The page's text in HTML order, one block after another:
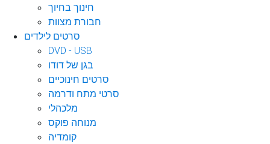
חינוך בחיוך
חבורת מצוות
סרטים לילדים
DVD - USB
בגן של דודו
סרטים חינוכיים
סרטי מתח ודרמה
מלכהלי
מנוחה פוקס
קומדיה